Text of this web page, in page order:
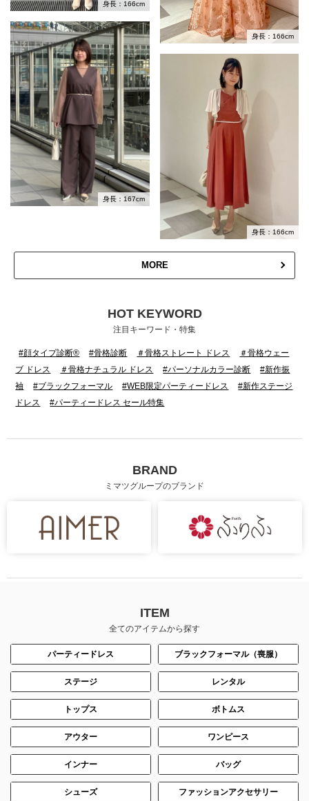
身長：166cm
身長：166cm
身長：167cm
身長：166cm
MORE
HOT KEYWORD
注目キーワード・特集
#顔タイプ診断® #骨格診断 ＃骨格ストレート ドレス
＃骨格ウェー
ブ ドレス
＃骨格ナチュラル ドレス #パーソナルカラー診断
#新作振
袖
#ブラックフォーマル #WEB限定パーティードレス
#新作ステージ
ドレス
#パーティードレス セール特集
BRAND
ミマツグループのブランド
ITEM
全てのアイテムから探す
パーティードレス ブラックフォーマル（喪服）
ステージ レンタル
トップス ボトムス
アウター ワンピース
インナー バッグ
シューズ ファッションアクセサリー